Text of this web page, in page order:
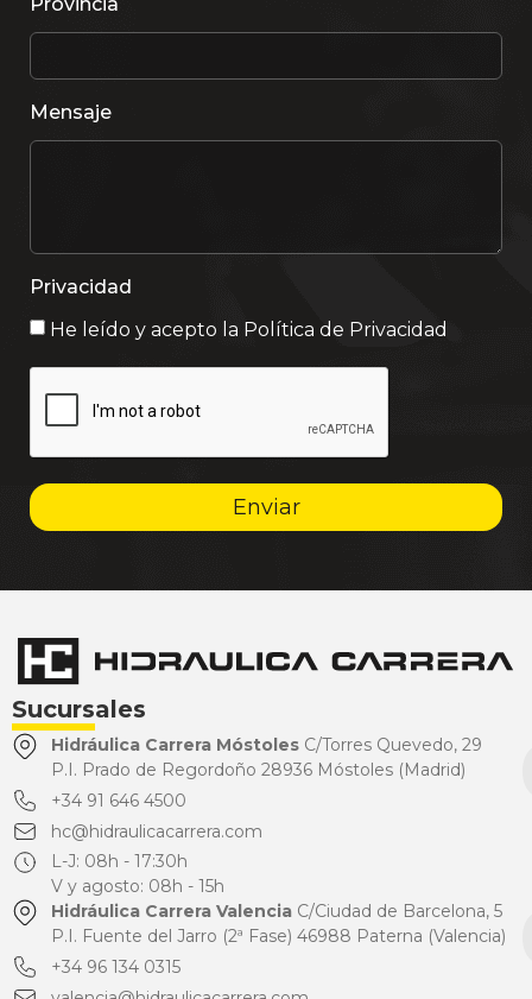
Mensaje
Privacidad
He leído y acepto la Política de Privacidad
Enviar
Sucursales
Hidráulica Carrera MóstolesC/Torres Quevedo, 29
P.I. Prado de Regordoño 28936 Móstoles (Madrid)
+34 91 646 4500
hc@hidraulicacarrera.com
L-J: 08h - 17:30h
V y agosto: 08h - 15h
Hidráulica Carrera ValenciaC/Ciudad de Barcelona, 5
P.I. Fuente del Jarro (2ª Fase) 46988 Paterna (Valencia)
+34 96 134 0315